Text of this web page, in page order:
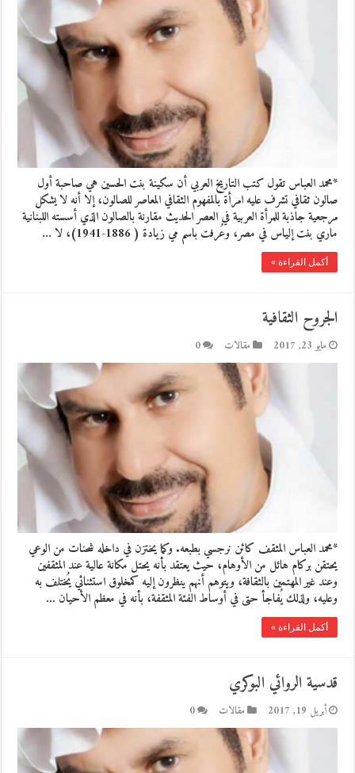
*محمد العباس تقول كتب التاريخ العربي أن سكينة بنت الحسين هي صاحبة أول
صالون ثقافي تشرف عليه امرأة بالمفهوم الثقافي المعاصر للصالون، إلا أنه لا يشكل
مرجعية جاذبة للمرأة العربية في العصر الحديث مقارنة بالصالون الذي أسسته اللبنانية
ماري بنت إلياس في مصر، وعُرفت باسم مي زيادة ( 1886-1941)، لا …
أكمل القراءة »
الجروح الثقافية
مايو 23, 2017 مقالات 0
*محمد العباس المثقف كائن نرجسي بطبعه. وكما يختزن في داخله شحنات من الوعي
يحتقن بركام هائل من الأوهام، حيث يعتقد بأنه يحتل مكانة عالية عند المثقفين
وعند غير المهتمين بالثقافة، ويتوهم أنهم ينظرون إليه كمخلوق استثنائي يُختلف به
وعليه، ولذلك يُفاجأ حتى في أوساط الفئة المثقفة، بأنه في معظم الأحيان …
أكمل القراءة »
قدسية الروائي البوكري
أبريل 19, 2017 مقالات 0